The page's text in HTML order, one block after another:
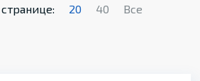
20 40 Все